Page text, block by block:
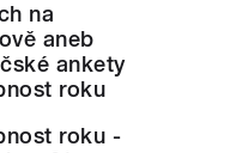
na
aneb
ankety
roku
roku -